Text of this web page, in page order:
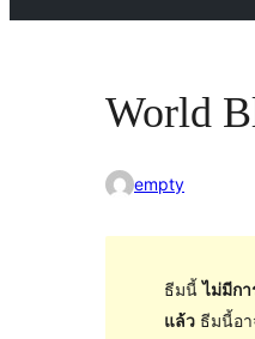
World
empty
ธีมนี้ไม่มีก
แล้วธีมนี้อา